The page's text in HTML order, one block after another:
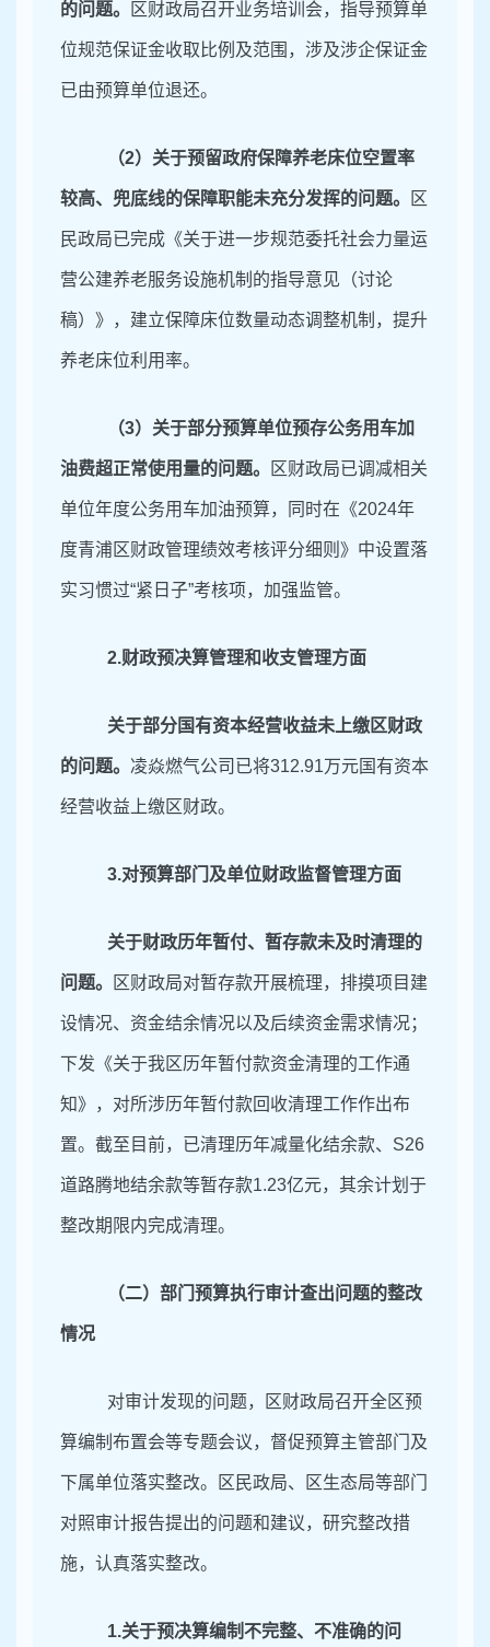
的问题。 区财政局召开业务培训会，指导预算单
位规范保证金收取比例及范围，涉及涉企保证金
已由预算单位退还。
（2）关于预留政府保障养老床位空置率
较高、 兜底线的保障职能未充分发挥的问题。 区
民政局已完成《关于进一步规范委托社会力量运
营公建养老服务设施机制的指导意见（讨论
稿）》，建立保障床位数量动态调整机制，提升
养老床位利用率。
（3）关于部分预算单位预存公务用车加
油费超正常使用量的问题。 区财政局已调减相关
单位年度公务用车加油预算，同时在《2024年
度青浦区财政管理绩效考核评分细则》中设置落
实习惯过“紧日子”考核项，加强监管。
2.财政预决算管理和收支管理方面
关于部分国有资本经营收益未上缴区财政
的问题。 凌焱燃气公司已将312.91万元国有资本
经营收益 上缴区财政。
3.对预算部门及单位财政监督管理方面
关于财政历年暂付、暂存款未及时清理的
问题。 区财政局对暂存款开展梳理，排摸项目建
设情况、资金结余情况以及后续资金需求情况；
下发《关于我区历年暂付款资金清理的工作通
知》，对所涉历年暂付款回收清理工作作出布
置。截至目前，已清理历年减量化结余款、 S26
道路腾地结余款等暂存款1.23亿元，其余计划于
整改期限内完成清理。
（二）部门预算执行审计查出问题的整改
情况
对审计发现的问题，区财政局召开全区预
算编制布置会等专题会议，督促预算主管部门及
下属单位落实整改。区民政局、区生态局等部门
对照审计报告提出的问题和建议，研究整改措
施，认真落实整改。
1.关于预决算编制不完整、不准确的问